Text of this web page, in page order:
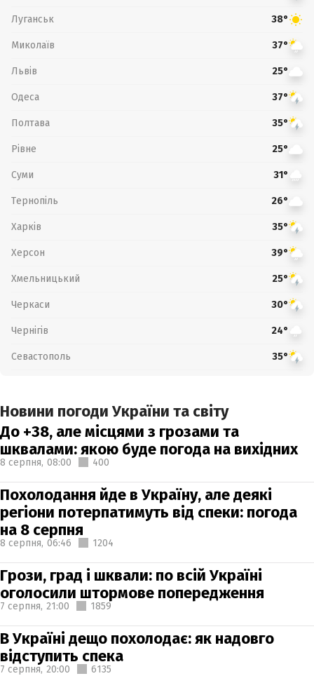
Луганськ 38°
Миколаїв 37°
Львів 25°
Одеса 37°
Полтава 35°
Рівне 25°
Суми 31°
Тернопіль 26°
Харків 35°
Херсон 39°
Хмельницький 25°
Черкаси 30°
Чернігів 24°
Севастополь 35°
Новини погоди України та світу
До +38, але місцями з грозами та
шквалами: якою буде погода на вихідних
8 серпня, 08:00 400
Похолодання йде в Україну, але деякі
регіони потерпатимуть від спеки: погода
на 8 серпня
8 серпня, 06:46 1204
Грози, град і шквали: по всій Україні
оголосили штормове попередження
7 серпня, 21:00 1859
В Україні дещо похолодає: як надовго
відступить спека
7 серпня, 20:00 6135